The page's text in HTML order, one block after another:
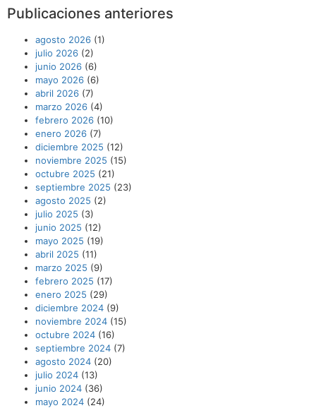
Publicaciones anteriores
agosto 2026 (1)
julio 2026 (2)
junio 2026 (6)
mayo 2026 (6)
abril 2026 (7)
marzo 2026 (4)
febrero 2026 (10)
enero 2026 (7)
diciembre 2025 (12)
noviembre 2025 (15)
octubre 2025 (21)
septiembre 2025 (23)
agosto 2025 (2)
julio 2025 (3)
junio 2025 (12)
mayo 2025 (19)
abril 2025 (11)
marzo 2025 (9)
febrero 2025 (17)
enero 2025 (29)
diciembre 2024 (9)
noviembre 2024 (15)
octubre 2024 (16)
septiembre 2024 (7)
agosto 2024 (20)
julio 2024 (13)
junio 2024 (36)
mayo 2024 (24)